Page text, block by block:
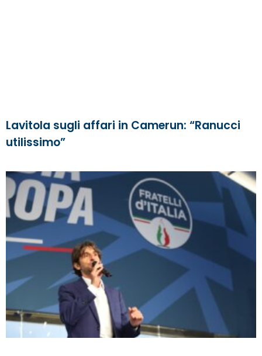
Lavitola sugli affari in Camerun: “Ranucci
utilissimo”